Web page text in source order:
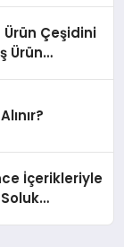
Çeşidini
Ürün
İçerikleriyle